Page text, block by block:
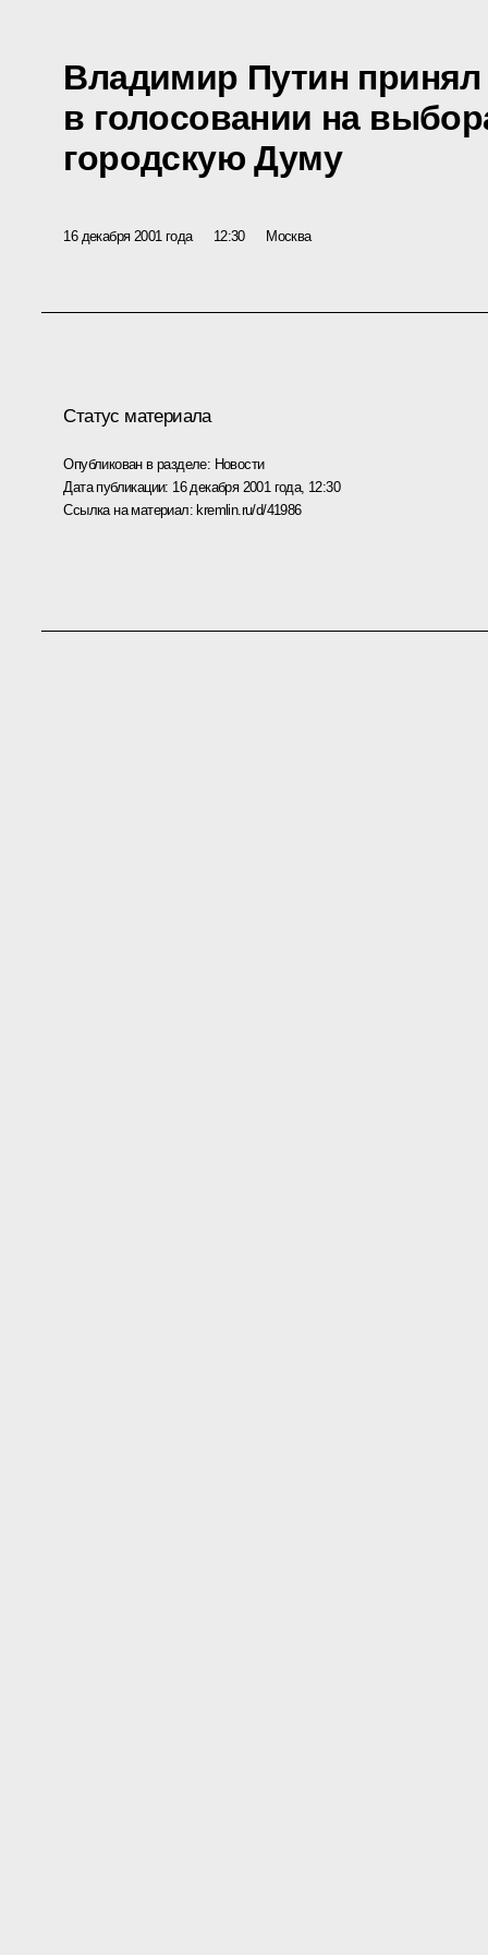
Владимир Путин принял
в голосовании на
городскую Думу
16 декабря 2001 года 12:30 Москва
Статус материала
Опубликован в разделе: Новости
Дата публикации: 16 декабря 2001 года, 12:30
Ссылка на материал:kremlin.ru/d/41986